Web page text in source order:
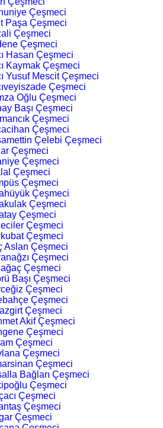
Çeşmeci
Paşa Çeşmeci
Çeşmeci
Çeşmeci
Hasan Çeşmeci
Kaymak Çeşmeci
Yusuf Mescit Çeşmeci
Çeşmeci
Oğlu Çeşmeci
Başı Çeşmeci
Çeşmeci
Çeşmeci
Çelebi Çeşmeci
Çeşmeci
Çeşmeci
Çeşmeci
Çeşmeci
Çeşmeci
Çeşmeci
Çeşmeci
Çeşmeci
Çeşmeci
Aslan Çeşmeci
Çeşmeci
Çeşmeci
Başı Çeşmeci
Çeşmeci
Çeşmeci
Çeşmeci
Akif Çeşmeci
Çeşmeci
Çeşmeci
Çeşmeci
Çeşmeci
Bağları Çeşmeci
Çeşmeci
Çeşmeci
Çeşmeci
Çeşmeci